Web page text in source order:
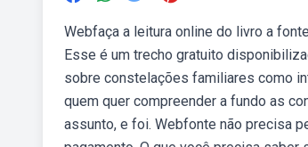
Webfaça a leitura online do livro a
Esse é um trecho gratuito
sobre constelações familiares como
quem quer compreender a fundo as
assunto, e foi. Webfonte não precisa